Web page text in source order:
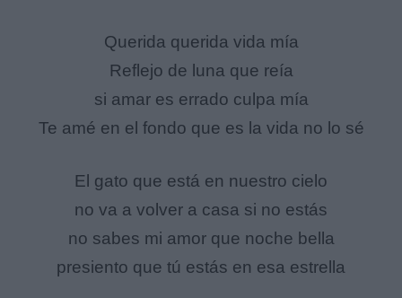
Querida querida vida mía
Reflejo de luna que reía
si amar es errado culpa mía
Te amé en el fondo que es la vida no lo sé
El gato que está en nuestro cielo
no va a volver a casa si no estás
no sabes mi amor que noche bella
presiento que tú estás en esa estrella